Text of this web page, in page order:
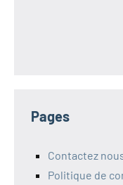
Pages
Contactez
Politique de